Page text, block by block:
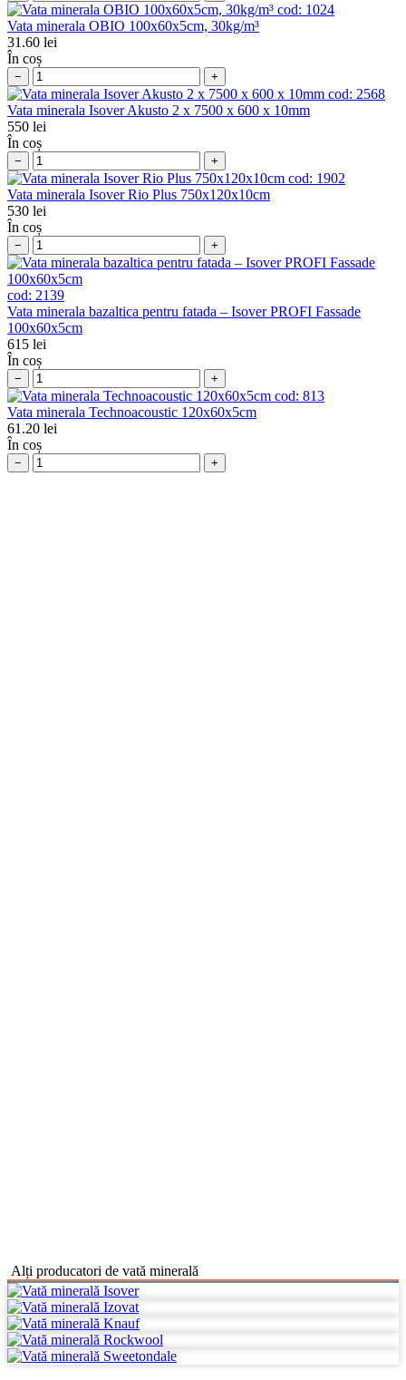
cod: 1024
Vata minerala OBIO 100x60x5cm, 30kg/m³
31.60 lei
În coș
− +
cod: 2568
Vata minerala Isover Akusto 2 x 7500 x 600 x 10mm
550 lei
În coș
− +
cod: 1902
Vata minerala Isover Rio Plus 750x120x10cm
530 lei
În coș
− +
cod: 2139
Vata minerala bazaltica pentru fatada – Isover PROFI Fassade
100x60x5cm
615 lei
În coș
− +
cod: 813
Vata minerala Теchnoacoustic 120x60x5cm
61.20 lei
În coș
− +
Alți producatori de vată minerală